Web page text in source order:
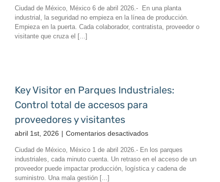
de
acceso
una
Ciudad de México, México 6 de abril 2026.- En una planta
industrial, la seguridad no empieza en la línea de producción.
Empieza en la puerta. Cada colaborador, contratista, proveedor o
visitante que cruza el [...]
Key Visitor en Parques Industriales:
Control total de accesos para
proveedores y visitantes
abril 1st, 2026 | Comentarios desactivadosen
Visitor
en
Parques
Ciudad de México, México 1 de abril 2026.- En los parques
industriales, cada minuto cuenta. Un retraso en el acceso de un
proveedor puede impactar producción, logística y cadena de
suministro. Una mala gestión [...]